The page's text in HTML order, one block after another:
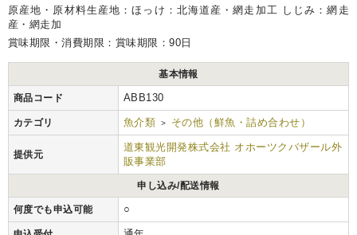
原産地・原材料生産地：ほっけ：北海道産・網走加工 しじみ：網走
産・網走加
賞味期限・消費期限：賞味期限：90日
基本情報
商品コード ABB130
カテゴリ 魚介類 > その他（鮮魚・詰め合わせ）
提供元
道東観光開発株式会社 オホーツクバザール外
販事業部
申し込み/配送情報
何度でも申込可能 ○